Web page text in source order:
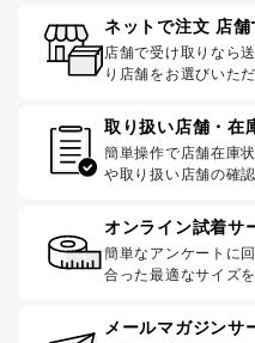
ネットで注文 店舗
店舗で受け取りなら
り店舗をお選びいただ
取り扱い店舗・在
簡単操作で店舗在庫
や取り扱い店舗の確
オンライン試着サ
簡単なアンケートに
合った最適なサイズ
メールマガジンサ